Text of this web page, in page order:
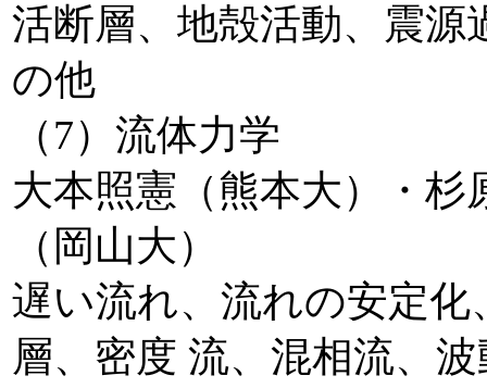
活断層、地殻活動、震源
の他
（7）流体力学
大本照憲（熊本大）・杉
（岡山大）
遅い流れ、流れの安定
層、密度 流、混相流、